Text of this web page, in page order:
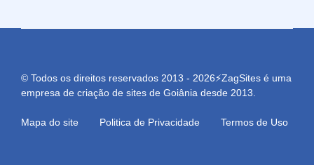
© Todos os direitos reservados 2013 - 2026⚡ZagSites é uma
empresa de criação de sites de Goiânia desde 2013.
Mapa do site Politica de Privacidade Termos de Uso